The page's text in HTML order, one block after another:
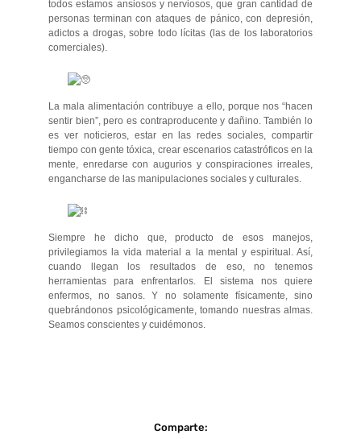
todos estamos ansiosos y nerviosos, que gran cantidad de
personas terminan con ataques de pánico, con depresión,
adictos a drogas, sobre todo lícitas (las de los laboratorios
comerciales).
La mala alimentación contribuye a ello, porque nos “hacen
sentir bien”, pero es contraproducente y dañino. También lo
es ver noticieros, estar en las redes sociales, compartir
tiempo con gente tóxica, crear escenarios catastróficos en la
mente, enredarse con augurios y conspiraciones irreales,
engancharse de las manipulaciones sociales y culturales.
Siempre he dicho que, producto de esos manejos,
privilegiamos la vida material a la mental y espiritual. Así,
cuando llegan los resultados de eso, no tenemos
herramientas para enfrentarlos. El sistema nos quiere
enfermos, no sanos. Y no solamente físicamente, sino
quebrándonos psicológicamente, tomando nuestras almas.
Seamos conscientes y cuidémonos.
Comparte: